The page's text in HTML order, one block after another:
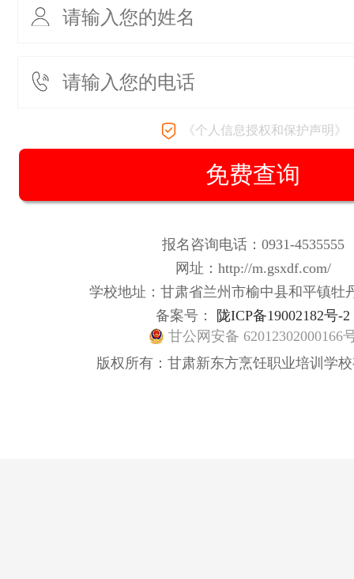
《个人信息授权和保护声明》
报名咨询电话：0931-4535555
网址：http://m.gsxdf.com/
学校地址：甘肃省兰州市榆中县和平镇牡
备案号： 陇ICP备19002182号-2
甘公网安备 62012302000166
版权所有：甘肃新东方烹饪职业培训学